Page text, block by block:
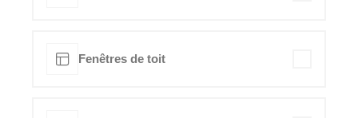
Fenêtres de toit